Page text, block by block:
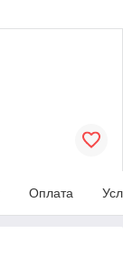
Оплата